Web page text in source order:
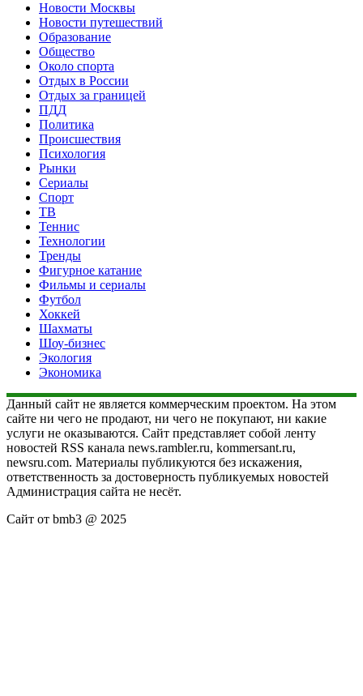
Новости Москвы
Новости путешествий
Образование
Общество
Около спорта
Отдых в России
Отдых за границей
ПДД
Политика
Происшествия
Психология
Рынки
Сериалы
Спорт
ТВ
Теннис
Технологии
Тренды
Фигурное катание
Фильмы и сериалы
Футбол
Хоккей
Шахматы
Шоу-бизнес
Экология
Экономика
Данный сайт не является коммерческим проектом. На этом
сайте ни чего не продают, ни чего не покупают, ни какие
услуги не оказываются. Сайт представляет собой ленту
новостей RSS канала news.rambler.ru, kommersant.ru,
newsru.com. Материалы публикуются без искажения,
ответственность за достоверность публикуемых новостей
Администрация сайта не несёт.
Сайт от bmb3 @ 2025